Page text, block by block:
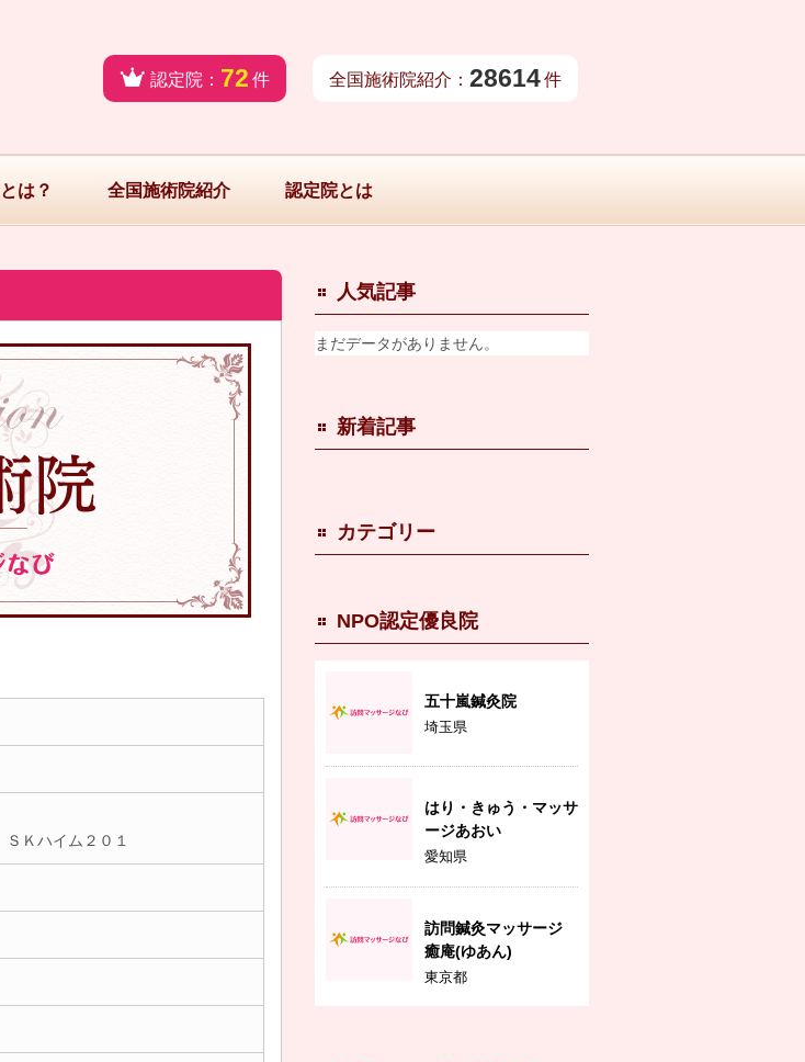
認定院： 72 件 全国施術院紹介： 28614件
は？ 全国施術院紹介 認定院とは
ＳＫハイム２０１
人気記事
まだデータがありません。
新着記事
カテゴリー
NPO認定優良院
五十嵐鍼灸院
埼玉県
はり・きゅう・マッサ
ージあおい
愛知県
訪問鍼灸マッサージ
癒庵(ゆあん)
東京都